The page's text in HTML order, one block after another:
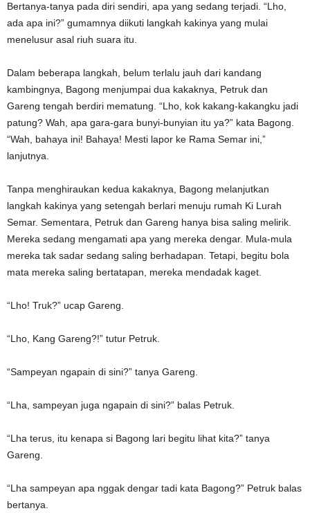
Bertanya-tanya pada diri sendiri, apa yang sedang terjadi. “Lho,
ada apa ini?” gumamnya diikuti langkah kakinya yang mulai
menelusur asal riuh suara itu.
Dalam beberapa langkah, belum terlalu jauh dari kandang
kambingnya, Bagong menjumpai dua kakaknya, Petruk dan
Gareng tengah berdiri mematung. “Lho, kok kakang-kakangku jadi
patung? Wah, apa gara-gara bunyi-bunyian itu ya?” kata Bagong.
“Wah, bahaya ini! Bahaya! Mesti lapor ke Rama Semar ini,”
lanjutnya.
Tanpa menghiraukan kedua kakaknya, Bagong melanjutkan
langkah kakinya yang setengah berlari menuju rumah Ki Lurah
Semar. Sementara, Petruk dan Gareng hanya bisa saling melirik.
Mereka sedang mengamati apa yang mereka dengar. Mula-mula
mereka tak sadar sedang saling berhadapan. Tetapi, begitu bola
mata mereka saling bertatapan, mereka mendadak kaget.
“Lho! Truk?” ucap Gareng.
“Lho, Kang Gareng?!” tutur Petruk.
“Sampeyan ngapain di sini?” tanya Gareng.
“Lha, sampeyan juga ngapain di sini?” balas Petruk.
“Lha terus, itu kenapa si Bagong lari begitu lihat kita?” tanya
Gareng.
“Lha sampeyan apa nggak dengar tadi kata Bagong?” Petruk balas
bertanya.